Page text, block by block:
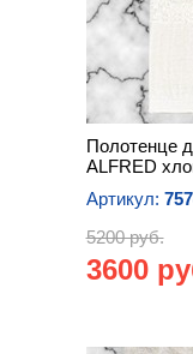
Полотенце
ALFRED
Артикул:
5200 руб.
3600